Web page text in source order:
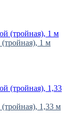
1 м
1,33 м